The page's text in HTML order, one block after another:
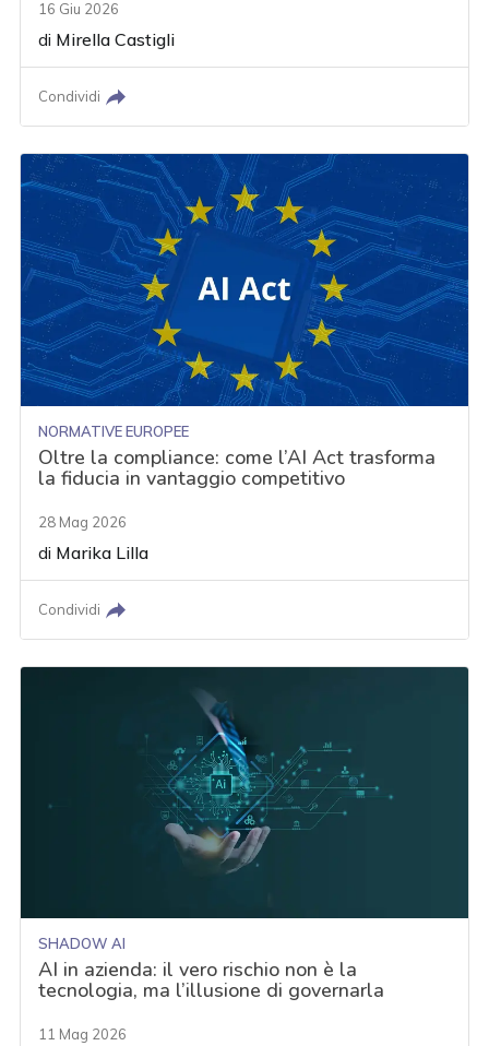
16 Giu 2026
di Mirella Castigli
Condividi
NORMATIVE EUROPEE
Oltre la compliance: come l’AI Act trasforma
la fiducia in vantaggio competitivo
28 Mag 2026
di Marika Lilla
Condividi
SHADOW AI
AI in azienda: il vero rischio non è la
tecnologia, ma l’illusione di governarla
11 Mag 2026